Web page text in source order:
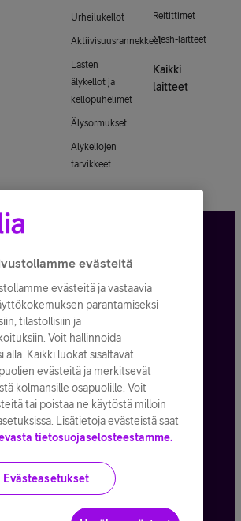
Urheilukellot
Aktiivisuusrannekkeet
Lasten
älykellot ja
kellopuhelimet
Älysormukset
Älykellojen
tarvikkeet
Reitittimet
Mesh-laitteet
Kaikki
laitteet
ja palvelukuvaukset
25,5%
2026
evästeitä
evästeitä ja vastaavia
parantamiseksi
tilastollisiin ja
Voit hallinnoida
alla. Kaikki luokat sisältävät
evästeitä ja merkitsevät
kolmansille osapuolille. Voit
tai poistaa ne käytöstä milloin
Lisätietoja evästeistä saat
tietosuojaselosteestamme.
Evästeasetukset